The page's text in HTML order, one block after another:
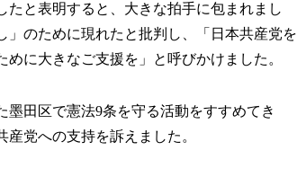
たと表明する と、大きな拍手に包まれまし
」のために現れたと批判し、「 日本共産党を
めに大きなご支援を」と呼びかけました。
墨田区で憲法9条を守る活動をすすめてき
産党への支持を訴えました。